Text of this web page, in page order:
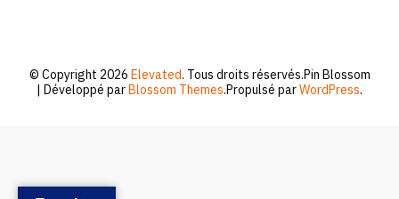
© Copyright 2026Elevated. Tous droits réservés.Pin Blossom
| Développé parBlossom Themes.Propulsé parWordPress.